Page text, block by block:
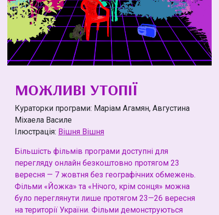
МОЖЛИВІ УТОПІЇ
Кураторки програми: Маріам Агамян, Августина
Міхаела Василе
Ілюстрація: Вішня Вішня
Більшість фільмів програми доступні для
перегляду онлайн безкоштовно протягом 23
вересня — 7 жовтня без географічних обмежень.
Фільми «Йожка» та «Нічого, крім сонця» можна
було переглянути лише протягом 23—26 вересня
на території України. Фільми демонструються